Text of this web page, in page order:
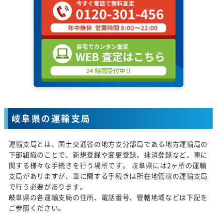
岐阜県の運輸支局
運輸支局とは、国土交通省の地方支分部局である地方運輸局の
下部組織のことで、新規登録や変更登録、抹消登録など、車に
関する様々な手続きを行う場所です。 岐阜県には2ヶ所の運輸
支局がありますが、車に関する手続きは所在地管轄の運輸支局
で行う必要があります。
岐阜県の各運輸支局の住所、電話番号、管轄地域などは下記を
ご参照ください。